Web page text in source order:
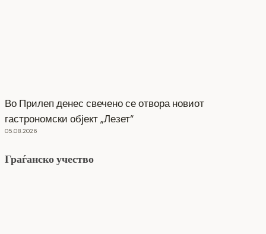
Во Прилеп денес свечено се отвора новиот
гастрономски објект „Лезет“
05.08.2026
Граѓанско учество